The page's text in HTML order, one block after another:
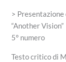
>
“Another Vision”
5° numero
Testo critico di